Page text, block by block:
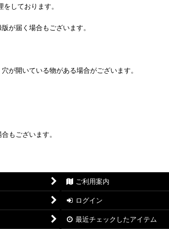
しております。
が届く場合もございます。
が開いている物がある場合がございます。
もございます。
ご利用案内
ログイン
最近チェックしたアイテム